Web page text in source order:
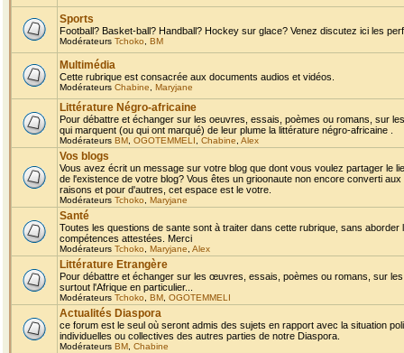
Sports
Football? Basket-ball? Handball? Hockey sur glace? Venez discutez ici les
Modérateurs Tchoko BM
Multimédia
Cette rubrique est consacrée aux documents audios et vidéos.
Modérateurs Chabine Maryjane
Littérature Négro-africaine
Pour débattre et échanger sur les oeuvres, essais, poèmes ou romans, sur
qui marquent (ou qui ont marqué) de leur plume la littérature négro-africaine .
Modérateurs BM OGOTEMMELI Chabine Alex
Vos blogs
Vous avez écrit un message sur votre blog que dont vous voulez partager le
de l'existence de votre blog? Vous êtes un grioonaute non encore converti
raisons et pour d'autres, cet espace est le votre.
Modérateurs Tchoko Maryjane
Santé
Toutes les questions de sante sont à traiter dans cette rubrique, sans
compétences attestées. Merci
Modérateurs Tchoko Maryjane Alex
Littérature Etrangère
Pour débattre et échanger sur les œuvres, essais, poèmes ou romans, sur
surtout l'Afrique en particulier...
Modérateurs Tchoko BM OGOTEMMELI
Actualités Diaspora
ce forum est le seul où seront admis des sujets en rapport avec la situation
individuelles ou collectives des autres parties de notre Diaspora.
Modérateurs BM Chabine